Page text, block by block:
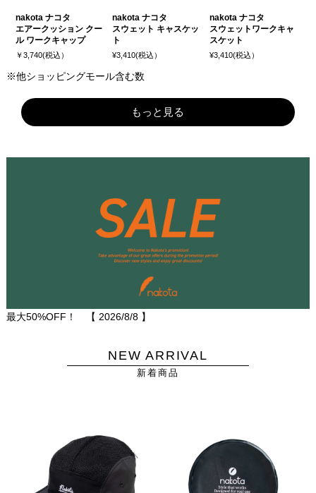
nakota ナコタ
エアークッション クー
ル ワークキャップ
￥3,740(税込）
nakota ナコタ
スウェット キャスケッ
ト
¥3,410(税込）
nakota ナコタ
スウェットワークキャ
スケット
¥3,410(税込）
※他ショッピングモール含む数
もっと見る
最大50%OFF！ 【 2026/8/8】
NEW ARRIVAL
新着商品